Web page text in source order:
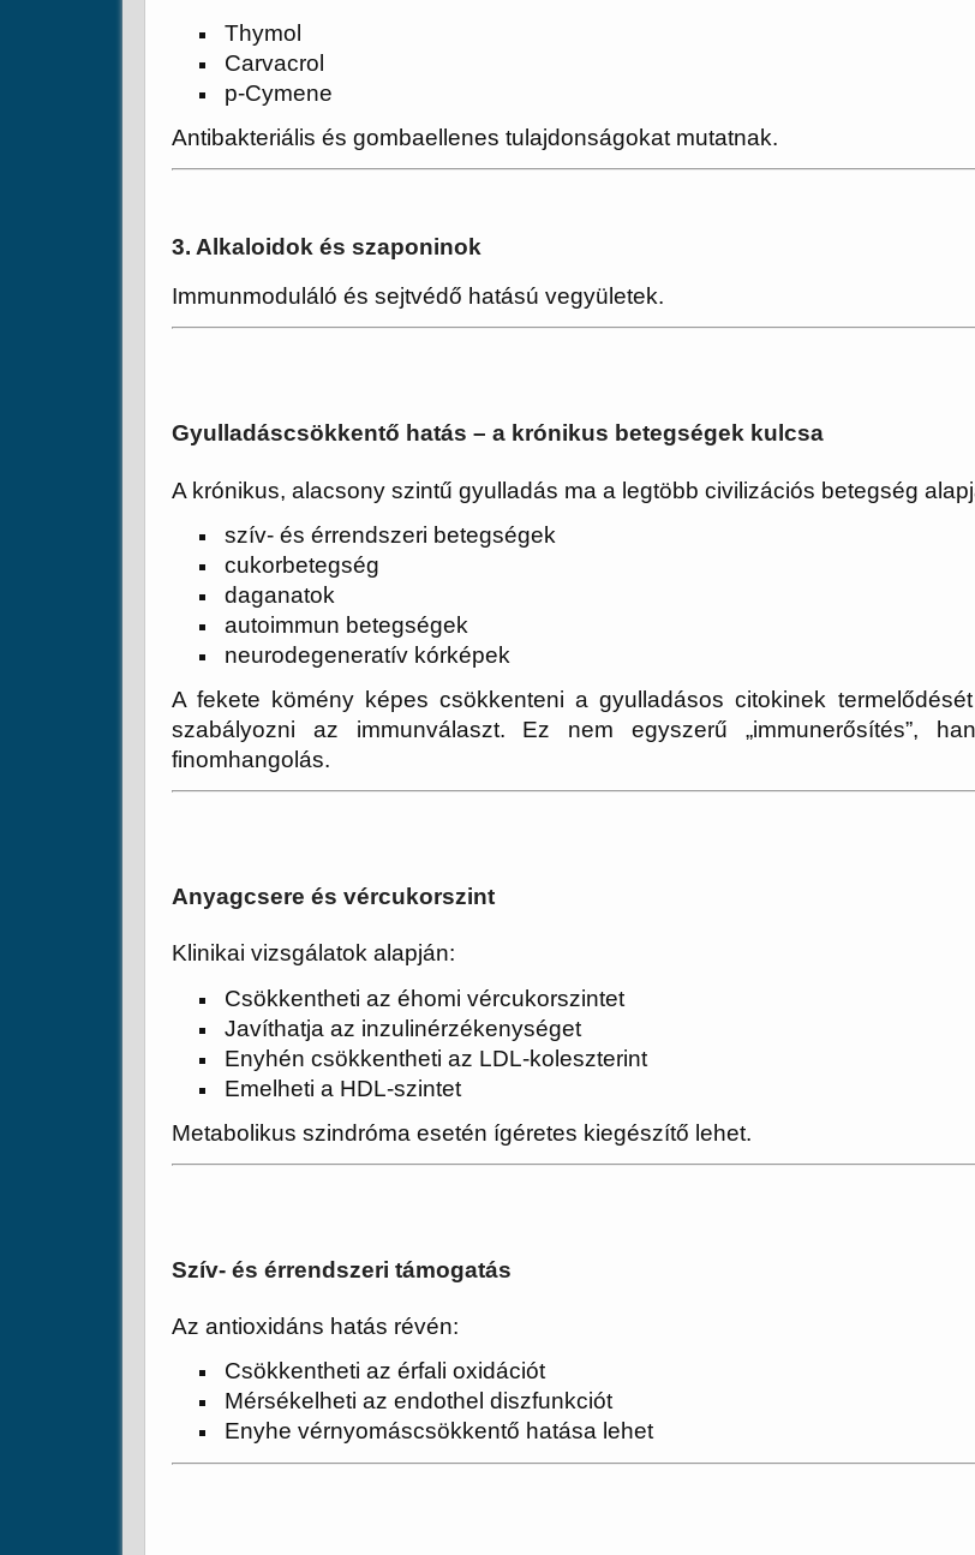
Thymol
Carvacrol
p-Cymene
Antibakteriális és gombaellenes tulajdonságokat mutatnak.
3. Alkaloidok és szaponinok
Immunmoduláló és sejtvédő hatású vegyületek.
Gyulladáscsökkentő hatás – a krónikus betegségek kulcsa
A krónikus, alacsony szintű gyulladás ma a legtöbb civilizációs betegség
szív- és érrendszeri betegségek
cukorbetegség
daganatok
autoimmun betegségek
neurodegeneratív kórképek
A fekete kömény képes csökkenteni a gyulladásos citokinek
szabályozni az immunválaszt. Ez nem egyszerű „immunerősítés”,
finomhangolás.
Anyagcsere és vércukorszint
Klinikai vizsgálatok alapján:
Csökkentheti az éhomi vércukorszintet
Javíthatja az inzulinérzékenységet
Enyhén csökkentheti az LDL-koleszterint
Emelheti a HDL-szintet
Metabolikus szindróma esetén ígéretes kiegészítő lehet.
Szív- és érrendszeri támogatás
Az antioxidáns hatás révén:
Csökkentheti az érfali oxidációt
Mérsékelheti az endothel diszfunkciót
Enyhe vérnyomáscsökkentő hatása lehet